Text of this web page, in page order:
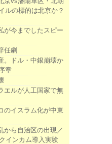
の標的は北京か？
が今までしたスピー
任劇
。ドル・中銀崩壊か
章
エルが人工国家で無
のイスラム化が中東
から自治区の出現／
インカム導入実験